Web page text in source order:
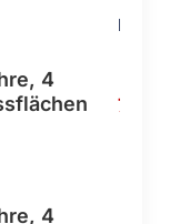
Preis
4
76,10
4